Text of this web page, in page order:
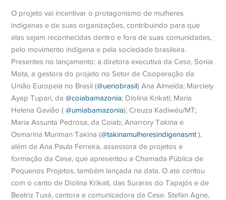
O projeto vai incentivar o protagonismo de mulheres
indígenas e de suas organizações, contribuindo para que
elas sejam reconhecidas dentro e fora de suas comunidades,
pelo movimento indígena e pela sociedade brasileira.
Presentes no lançamento: a diretora executiva da Cese, Sonia
Mota, a gestora do projeto no Setor de Cooperação da
União Europeia no Brasil (@uenobrasil) Ana Almeida; Marciely
Ayap Tupari, da@coiabamazonia; Diolina Krikati; Maria
Helena Gavião (@umiabamazonia); Creuza Kadiwéu/MT;
Maria Assunta Pedrosa, da Coiab; Anarrory Takina e
Osmarina Muriman Takina (@takinamulheresindigenasmt),
além de Ana Paula Ferreira, assessora de projetos e
formação da Cese, que apresentou a Chamada Pública de
Pequenos Projetos, também lançada na data. O ato contou
com o canto de Diolina Krikati, das Suraras do Tapajós e de
Beatriz Tuxá, cantora e comunicadora da Cese. Stefan Agne,